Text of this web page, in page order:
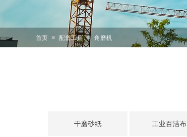
首页 ≡ 配套工具 ≡ 角磨机
干磨砂纸 工业百洁布